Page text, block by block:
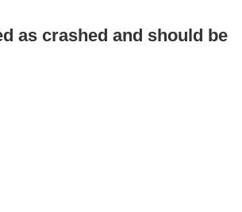
as crashed and should be